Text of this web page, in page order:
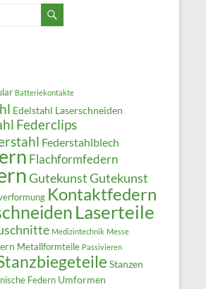
Batteriekontakte
Edelstahl Laserschneiden
Federclips
Federstahlblech
Flachformfedern
GutekunstGutekunst
Kontaktfedern
Laserteile
Medizintechnik Messe
Metallformteile Passivieren
Stanzen
Federn Umformen